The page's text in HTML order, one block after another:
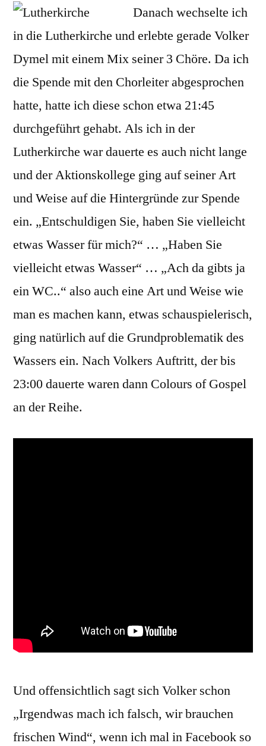
Danach wechselte ich
in die Lutherkirche und erlebte gerade Volker
Dymel mit einem Mix seiner 3 Chöre. Da ich
die Spende mit den Chorleiter abgesprochen
hatte, hatte ich diese schon etwa 21:45
durchgeführt gehabt. Als ich in der
Lutherkirche war dauerte es auch nicht lange
und der Aktionskollege ging auf seiner Art
und Weise auf die Hintergründe zur Spende
ein. „Entschuldigen Sie, haben Sie vielleicht
etwas Wasser für mich?“ … „Haben Sie
vielleicht etwas Wasser“ … „Ach da gibts ja
ein WC..“ also auch eine Art und Weise wie
man es machen kann, etwas schauspielerisch,
ging natürlich auf die Grundproblematik des
Wassers ein. Nach Volkers Auftritt, der bis
23:00 dauerte waren dann Colours of Gospel
an der Reihe.
Und offensichtlich sagt sich Volker schon
„Irgendwas mach ich falsch, wir brauchen
frischen Wind“, wenn ich mal in Facebook so